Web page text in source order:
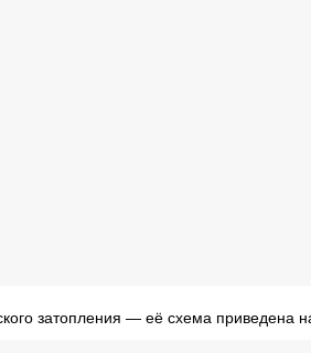
затопления — её схема приведена